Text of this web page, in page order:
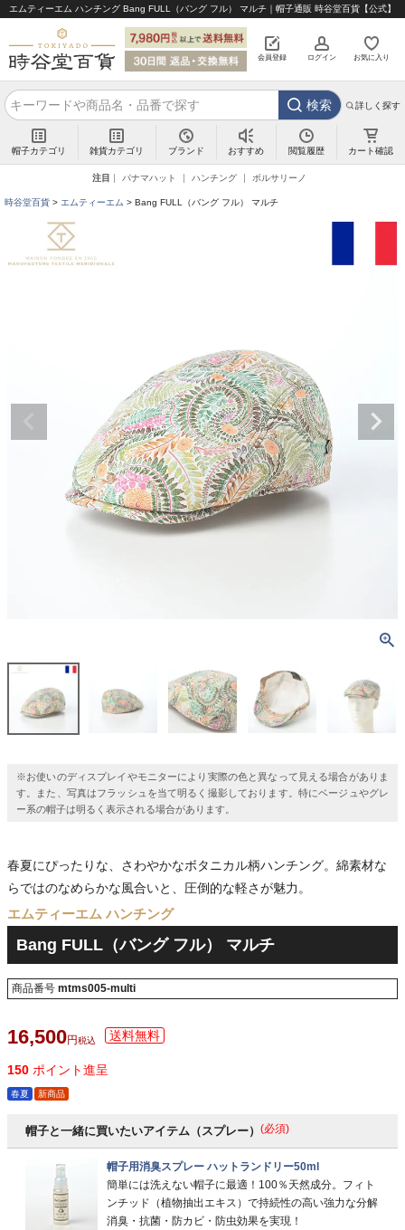
エムティーエム ハンチング Bang FULL（バング フル） マルチ｜帽子通販 時谷堂百貨【公式】
会員登録 ログイン お気に入り
検索 詳しく探す
帽子カテゴリ 雑貨カテゴリ ブランド おすすめ 閲覧履歴 カート確認
注目 パナマハット ハンチング ボルサリーノ
時谷堂百貨 エムティーエム Bang FULL（バング フル） マルチ
※お使いのディスプレイやモニターにより実際の色と異なって見える場合がありま
す。また、写真はフラッシュを当て明るく撮影しております。特にベージュやグレ
ー系の帽子は明るく表示される場合があります。
春夏にぴったりな、さわやかなボタニカル柄ハンチング。綿素材な
らではのなめらかな風合いと、圧倒的な軽さが魅力。
エムティーエム ハンチング
Bang FULL（バング フル） マルチ
商品番号 mtms005-multi
16,500 税込
150 ポイント進呈
春夏 新商品
帽子と一緒に買いたいアイテム（スプレー） (必須)
帽子用消臭スプレー ハットランドリー50ml
簡単には洗えない帽子に最適！100％天然成分。フィト
ンチッド（植物抽出エキス）で持続性の高い強力な分解
消臭・抗菌・防カビ・防虫効果を実現！